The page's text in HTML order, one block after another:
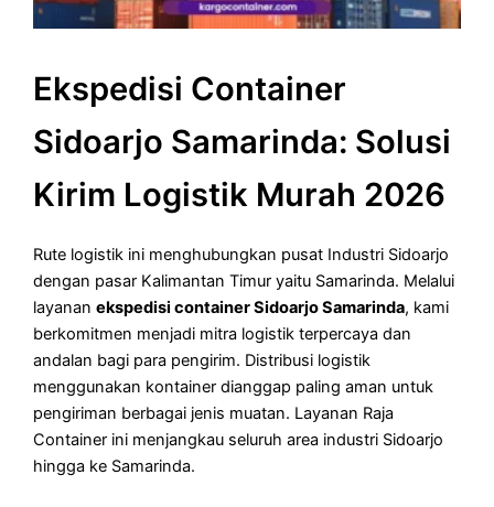
Ekspedisi Container
Sidoarjo Samarinda: Solusi
Kirim Logistik Murah 2026
Rute logistik ini menghubungkan pusat Industri Sidoarjo
dengan pasar Kalimantan Timur yaitu Samarinda. Melalui
layananekspedisi container Sidoarjo Samarinda, kami
berkomitmen menjadi mitra logistik terpercaya dan
andalan bagi para pengirim. Distribusi logistik
menggunakan kontainer dianggap paling aman untuk
pengiriman berbagai jenis muatan. Layanan Raja
Container ini menjangkau seluruh area industri Sidoarjo
hingga ke Samarinda.